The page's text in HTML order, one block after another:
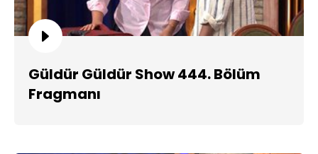
Güldür Güldür Show 444. Bölüm
Fragmanı